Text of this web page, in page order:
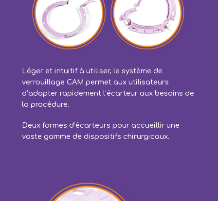
Léger et intuitif à utiliser, le système de
verrouillage CAM permet aux utilisateurs
d’adapter rapidement l’écarteur aux besoins de
la procédure.
Deux formes d’écarteurs pour accueillir une
vaste gamme de dispositifs chirurgicaux.